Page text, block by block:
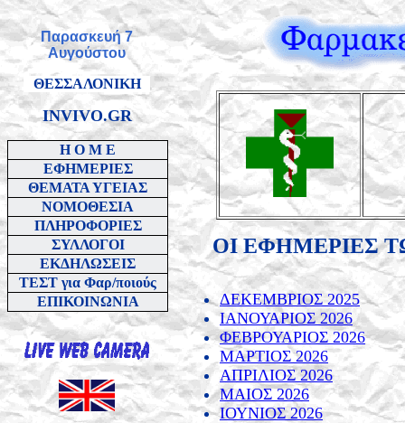
Παρασκευή 7
Αυγούστου
ΘΕΣΣΑΛΟΝΙΚΗ
INVIVO.GR
H O M E
ΕΦΗΜΕΡΙΕΣ
ΘΕΜΑΤΑ ΥΓΕΙΑΣ
ΝΟΜΟΘΕΣΙΑ
ΠΛΗΡΟΦΟΡΙΕΣ
ΣΥΛΛΟΓΟΙ
ΕΚΔΗΛΩΣΕΙΣ
ΤΕΣΤ για Φαρ/ποιούς
ΕΠΙΚΟΙΝΩΝΙΑ
ΟΙ ΕΦΗΜΕΡΙΕΣ
ΔΕΚΕΜΒΡΙΟΣ 2025
ΙΑΝΟΥΑΡΙΟΣ 2026
ΦΕΒΡΟΥΑΡΙΟΣ 2026
ΜΑΡΤΙΟΣ 2026
ΑΠΡΙΛΙΟΣ 2026
ΜΑΙΟΣ 2026
ΙΟΥΝΙΟΣ 2026